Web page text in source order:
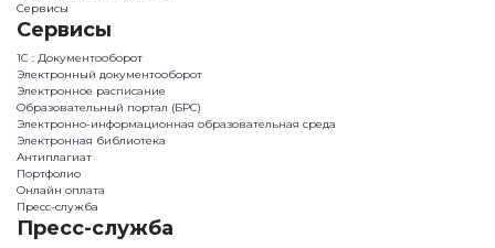
Сервисы
Сервисы
1С : Документооборот
Электронный документооборот
Электронное расписание
Образовательный портал (БРС)
Электронно-информационная образовательная среда
Электронная библиотека
Антиплагиат
Портфолио
Онлайн оплата
Пресс-служба
Пресс-служба